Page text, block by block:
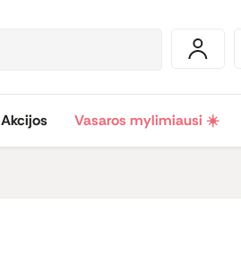
Akcijos Vasaros mylimiausi ☀️